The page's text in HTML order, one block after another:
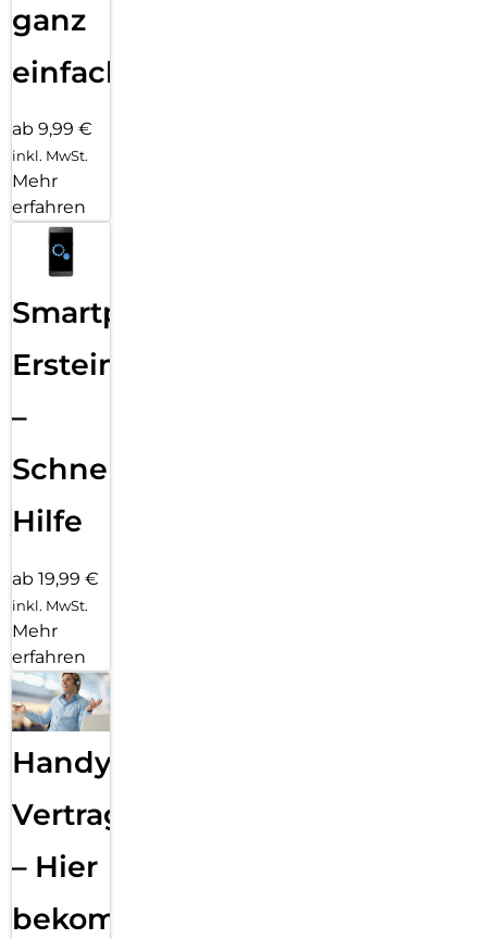
ganz
einfach
ab 9,99 €
inkl. MwSt.
Mehr
erfahren
Smartphone
Ersteinrichtung
–
Schnelle
Hilfe
ab 19,99 €
inkl. MwSt.
Mehr
erfahren
Handy
Vertragsabwicklung
– Hier
bekommst